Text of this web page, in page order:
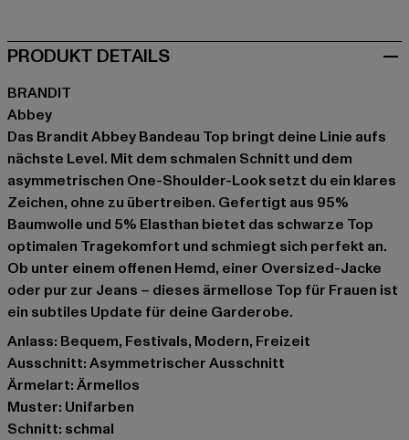
PRODUKT DETAILS
BRANDIT
Abbey
Das Brandit Abbey Bandeau Top bringt deine Linie aufs
nächste Level. Mit dem schmalen Schnitt und dem
asymmetrischen One-Shoulder-Look setzt du ein klares
Zeichen, ohne zu übertreiben. Gefertigt aus 95%
Baumwolle und 5% Elasthan bietet das schwarze Top
optimalen Tragekomfort und schmiegt sich perfekt an.
Ob unter einem offenen Hemd, einer Oversized-Jacke
oder pur zur Jeans – dieses ärmellose Top für Frauen ist
ein subtiles Update für deine Garderobe.
Anlass: Bequem, Festivals, Modern, Freizeit
Ausschnitt: Asymmetrischer Ausschnitt
Ärmelart: Ärmellos
Muster: Unifarben
Schnitt: schmal